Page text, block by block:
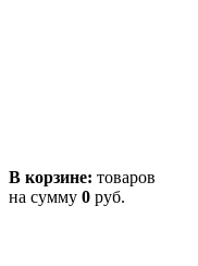
В корзине: товаров
на сумму 0 руб.